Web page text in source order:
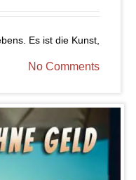
Es ist die Kunst,
No Comments